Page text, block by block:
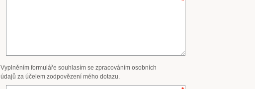
Vyplněním formuláře souhlasím se zpracováním osobních
údajů za účelem zodpovězení mého dotazu.